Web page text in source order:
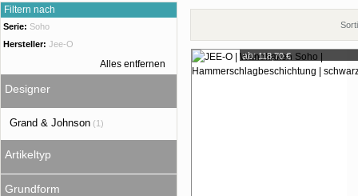
ab: 118,70 €
Filtern nach
Serie: Soho
Hersteller: Jee-O
Alles entfernen
Designer
Grand & Johnson (1)
Artikeltyp
Grundform